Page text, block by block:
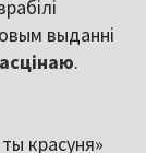
выданні
.
красуня»